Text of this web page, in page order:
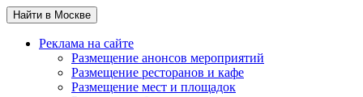
Найти в Москве
Реклама на сайте
Размещение анонсов мероприятий
Размещение ресторанов и кафе
Размещение мест и площадок